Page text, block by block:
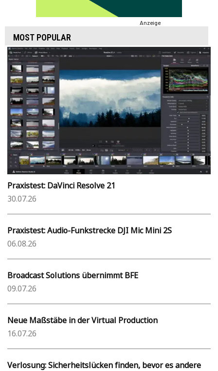
Anzeige
MOST POPULAR
Praxistest: DaVinci Resolve 21
30.07.26
Praxistest: Audio-Funkstrecke DJI Mic Mini 2S
06.08.26
Broadcast Solutions übernimmt BFE
09.07.26
Neue Maßstäbe in der Virtual Production
16.07.26
Verlosung: Sicherheitslücken finden, bevor es andere